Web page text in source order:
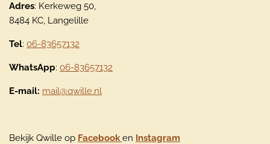
Adres: Kerkeweg 50,
8484 KC, Langelille
Tel: 06-83657132
WhatsApp: 06-83657132
E-mail: mail@qwille.nl
Bekijk Qwille op Facebook en Instagram